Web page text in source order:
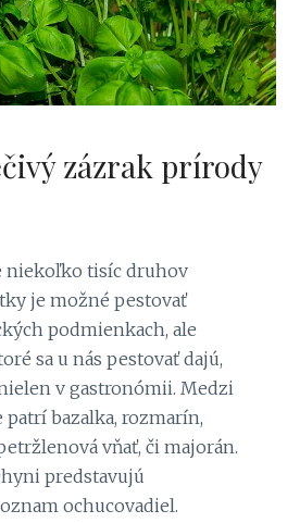
zázrak prírody
niekoľko tisíc druhov
je možné pestovať
podmienkach, ale
sa u nás pestovať dajú,
v gastronómii. Medzi
bazalka, rozmarín,
vňať, či majorán.
predstavujú
ochucovadiel.